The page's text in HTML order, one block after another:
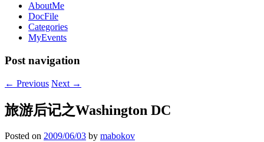
AboutMe
DocFile
Categories
MyEvents
Post navigation
← Previous Next →
旅游后记之Washington DC
Posted on 2009/06/03 by mabokov